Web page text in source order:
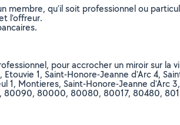
qu’il soit professionnel ou
l’offreur.
pour accrocher un miroir sur la
1, Saint-Honore-Jeanne d'Arc 4,
1, Montieres, Saint-Honore-Jeanne d'Arc
80090, 80000, 80080, 80017, 80480,